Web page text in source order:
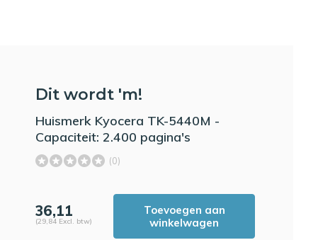
Dit wordt 'm!
Huismerk Kyocera TK-5440M -
Capaciteit: 2.400 pagina's
(0)
36,11
(29,84 Excl. btw)
Toevoegen aan
winkelwagen